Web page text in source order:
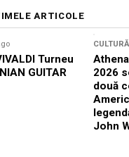
ARTICOLE
Turneu
GUITAR
CULTURĂ
2026
două
John